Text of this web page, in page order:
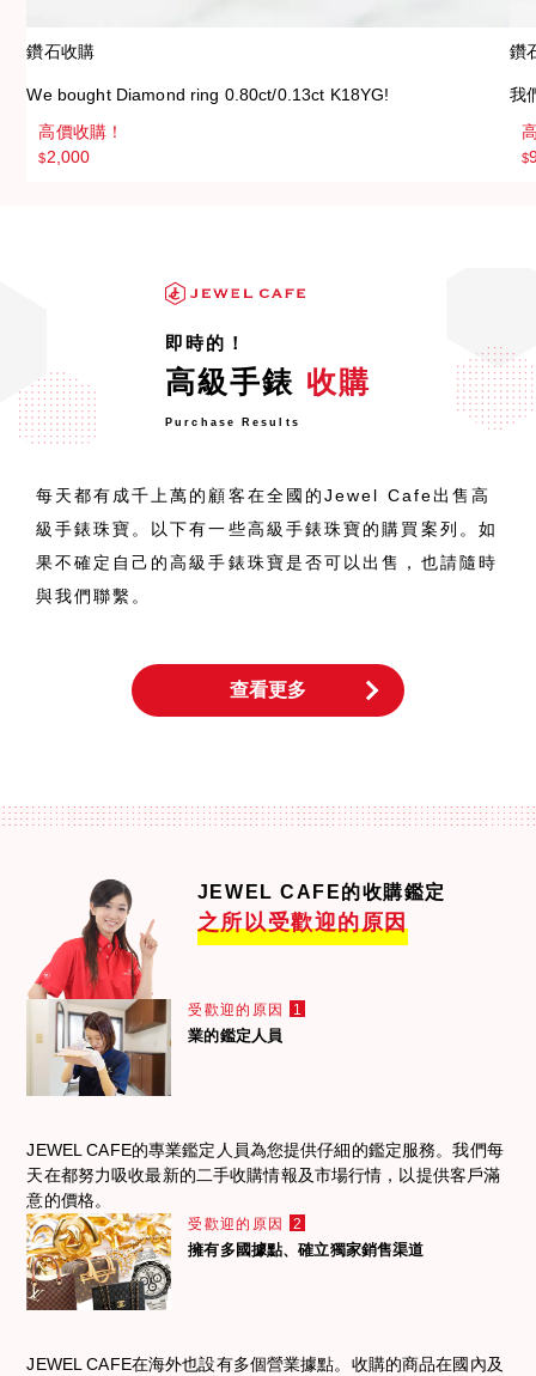
鑽石收購
We bought Diamond ring 0.80ct/0.13ct K18YG!
高價收購！
$2,000
鑽
我
$
即時的！
高級手錶 收購
Purchase Results
每天都有成千上萬的顧客在全國的Jewel Cafe出售高
級手錶珠寶。以下有一些高級手錶珠寶的購買案列。如
果不確定自己的高級手錶珠寶是否可以出售，也請隨時
與我們聯繫。
查看更多
JEWEL CAFE的收購鑑定
之所以受歡迎的原因
受歡迎的原因
1
業的鑑定人員
JEWEL CAFE的專業鑑定人員為您提供仔細的鑑定服務。我們每
天在都努力吸收最新的二手收購情報及市場行情，以提供客戶滿
意的價格。
受歡迎的原因
2
擁有多國據點、確立獨家銷售渠道
JEWEL CAFE在海外也設有多個營業據點。收購的商品在國內及